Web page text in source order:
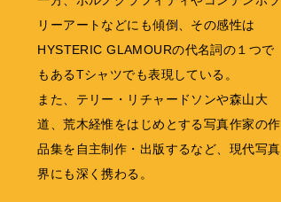
リーアートなどにも傾倒、その感性は
HYSTERIC GLAMOURの代名詞の１つで
もあるTシャツでも表現している。
また、テリー・リチャードソンや森山大
道、荒木経惟をはじめとする写真作家の作
品集を自主制作・出版するなど、現代写真
界にも深く携わる。